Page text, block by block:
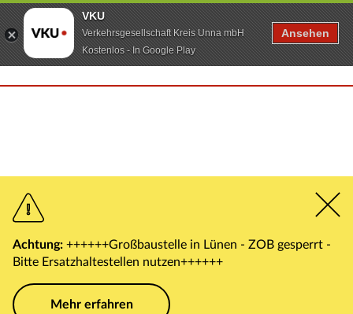
Achtung: ++++++Großbaustelle in Lünen - ZOB gesperrt -
Bitte Ersatzhaltestellen nutzen++++++
Mehr erfahren
VKU
Verkehrsgesellschaft Kreis Unna mbH
Kostenlos - In Google Play
Ansehen